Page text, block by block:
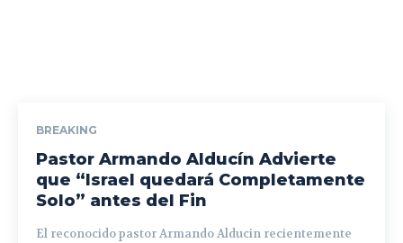
BREAKING
Pastor Armando Alducín Advierte
que “Israel quedará Completamente
Solo” antes del Fin
El reconocido pastor Armando Alducin recientemente